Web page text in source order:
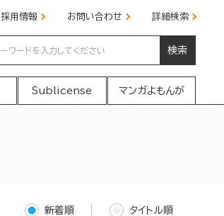
採用情報 お問い合わせ 詳細検索
検索
Sublicense マンガよもんが
新着順 タイトル順